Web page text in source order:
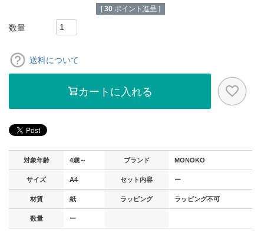
[ 30 ポイント進呈 ]
送料について
カートに入れる
対象年齢 4歳～ ブランド MONOKO
サイズ A4 セット内容 ー
材質 紙 ラッピング ラッピング不可
数量 ー